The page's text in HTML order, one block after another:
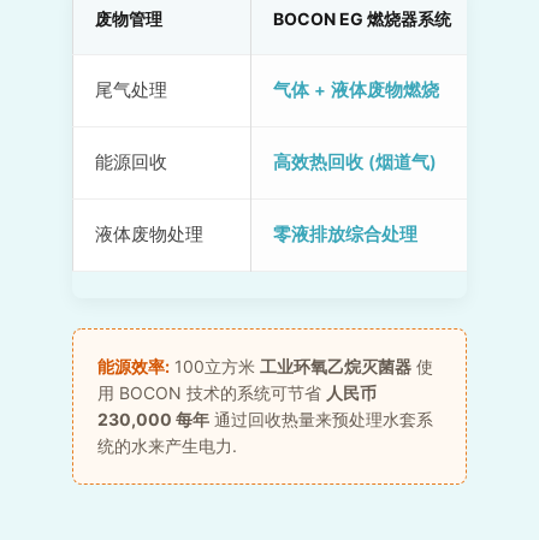
废物管理 BOCON EG 燃烧器系统
尾气处理 气体 + 液体废物燃烧
能源回收 高效热回收 (烟道气)
液体废物处理 零液排放综合处理
能源效率: 100立方米 工业环氧乙烷灭菌器 使
用 BOCON 技术的系统可节省 人民币
230,000 每年 通过回收热量来预处理水套系
统的水来产生电力.